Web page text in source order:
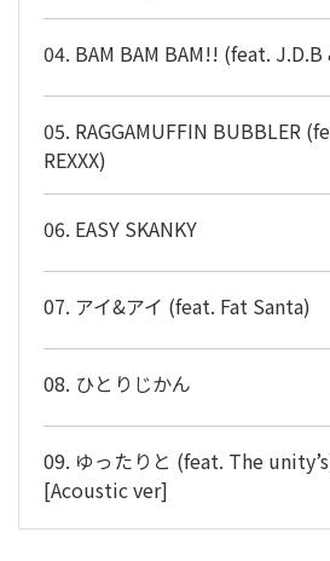
04. BAM BAM BAM!! (feat. J.D.B
05. RAGGAMUFFIN BUBBLER
REXXX)
06. EASY SKANKY
07. アイ&アイ (feat. Fat Santa)
08. ひとりじかん
09. ゆったりと (feat. The
[Acoustic ver]